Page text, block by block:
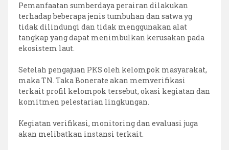
Pemanfaatan sumberdaya perairan dilakukan
terhadap beberapa jenis tumbuhan dan satwa yg
tidak dilindungi dan tidak menggunakan alat
tangkap yang dapat menimbulkan kerusakan pada
ekosistem laut.
Setelah pengajuan PKS oleh kelompok masyarakat,
maka TN. Taka Bonerate akan memverifikasi
terkait profil kelompok tersebut, okasi kegiatan dan
komitmen pelestarian lingkungan.
Kegiatan verifikasi, monitoring dan evaluasi juga
akan melibatkan instansi terkait.